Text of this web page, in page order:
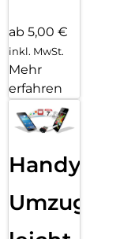
ab 5,00 €
inkl. MwSt.
Mehr
erfahren
Handy
Umzug